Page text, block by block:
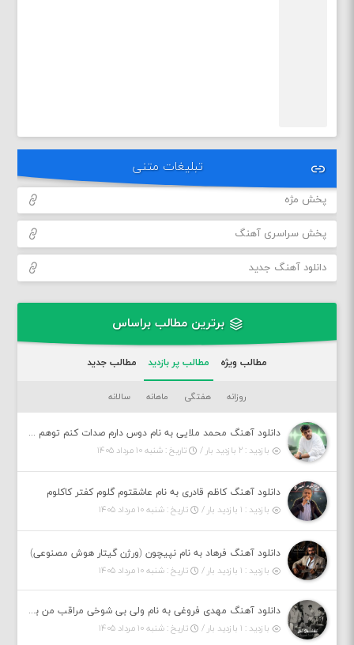
تبلیغات متنی
پخش مژه
پخش سراسری آهنگ
دانلود آهنگ جدید
برترین مطالب براساس
مطالب ویژه مطالب پر بازدید مطالب جدید
روزانه هفتگی ماهانه سالانه
دانلود آهنگ محمد ملایی به نام دوس دارم صدات کنم توهم بگی جونم نیمه پنهونم
بازدید : ۲ بازدید بار /
تاریخ : شنبه ۱۰ مرداد ۱۴۰۵
دانلود آهنگ کاظم قادری به نام عاشقتوم گلوم کفتر کاکلوم
بازدید : ۱ بازدید بار /
تاریخ : شنبه ۱۰ مرداد ۱۴۰۵
دانلود آهنگ فرهاد به نام نپیچون (ورژن گیتار هوش مصنوعی)
بازدید : ۱ بازدید بار /
تاریخ : شنبه ۱۰ مرداد ۱۴۰۵
دانلود آهنگ مهدی فروغی به نام ولی بی شوخی مراقب من باش
بازدید : ۱ بازدید بار /
تاریخ : شنبه ۱۰ مرداد ۱۴۰۵